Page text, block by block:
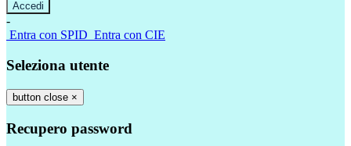
-
Entra con SPID Entra con CIE
Seleziona utente
button close ×
Recupero password